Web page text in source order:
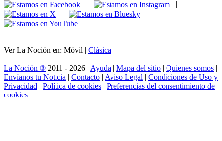
|
|
Ver La Noción en: Móvil | Clásica
La Noción ® 2011 - 2026 | Ayuda | Mapa del sitio | Quienes somos |
Envíanos tu Noticia | Contacto | Aviso Legal | Condiciones de Uso y
Privacidad | Política de cookies | Preferencias del consentimiento de
cookies